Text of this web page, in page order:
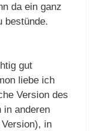
da ein ganz
bestünde.
gut
liebe ich
Version des
in anderen
in